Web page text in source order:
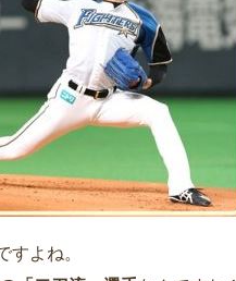
すよね。